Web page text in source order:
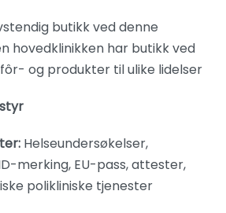
butikk ved denne
hovedklinikken har butikk ved
og produkter til ulike lidelser
Helseundersøkelser,
merking, EU-pass, attester,
polikliniske tjenester